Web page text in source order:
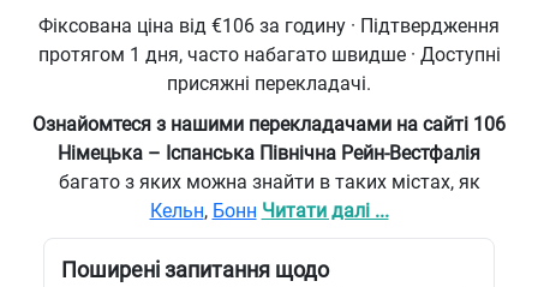
Фіксована ціна від €106 за годину · Підтвердження
протягом 1 дня, часто набагато швидше · Доступні
присяжні перекладачі.
Ознайомтеся з нашими перекладачами на сайті 106
Німецька – Іспанська Північна Рейн-Вестфалія
багато з яких можна знайти в таких містах, як
Кельн, Бонн Читати далі ...
Поширені запитання щодо